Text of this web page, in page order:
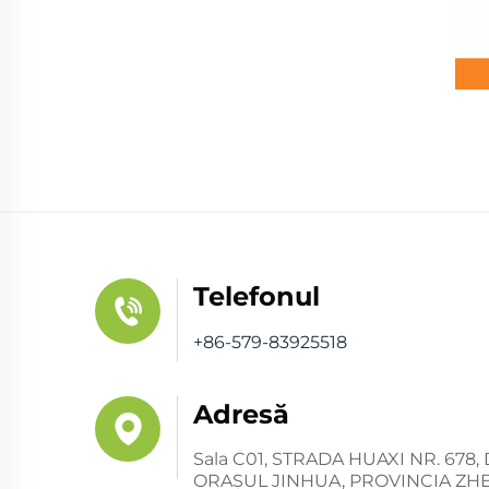
Telefonul
+86-579-83925518
Adresă
Sala C01, STRADA HUAXI NR.
ORAŞUL JINHUA, PROVINCIA